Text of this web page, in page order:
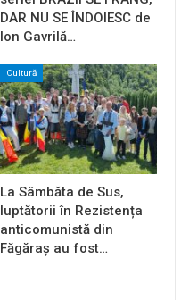
DAR NU SE ÎNDOIESC de
Ion Gavrilă…
Cultură
La Sâmbăta de Sus,
luptătorii în Rezistența
anticomunistă din
Făgăraș au fost…